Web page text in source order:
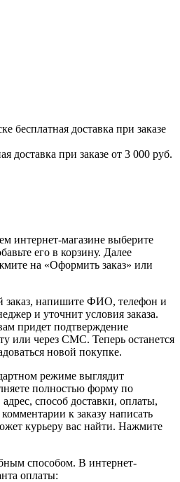
бесплатная доставка при заказе
доставка при заказе от 3 000 руб.
интернет-магазине выберите
его в корзину. Далее
на «Оформить заказ» или
заказ, напишите ФИО, телефон и
и уточнит условия заказа.
придет подтверждение
или через СМС. Теперь останется
новой покупке.
режиме выглядит
полностью форму по
способ доставки, оплаты,
к заказу написать
курьеру вас найти. Нажмите
способом. В интернет-
оплаты: